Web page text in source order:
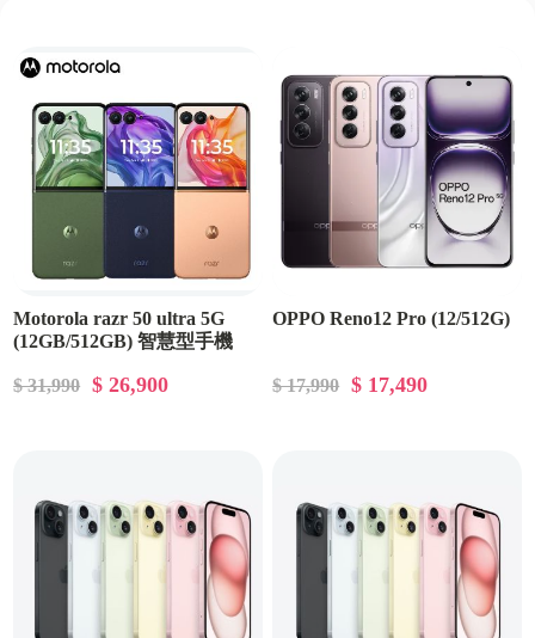
Motorola razr 50 ultra 5G
(12GB/512GB) 智慧型手機
$ 31,990 $ 26,900
OPPO Reno12 Pro (12/512G)
$ 17,990 $ 17,490